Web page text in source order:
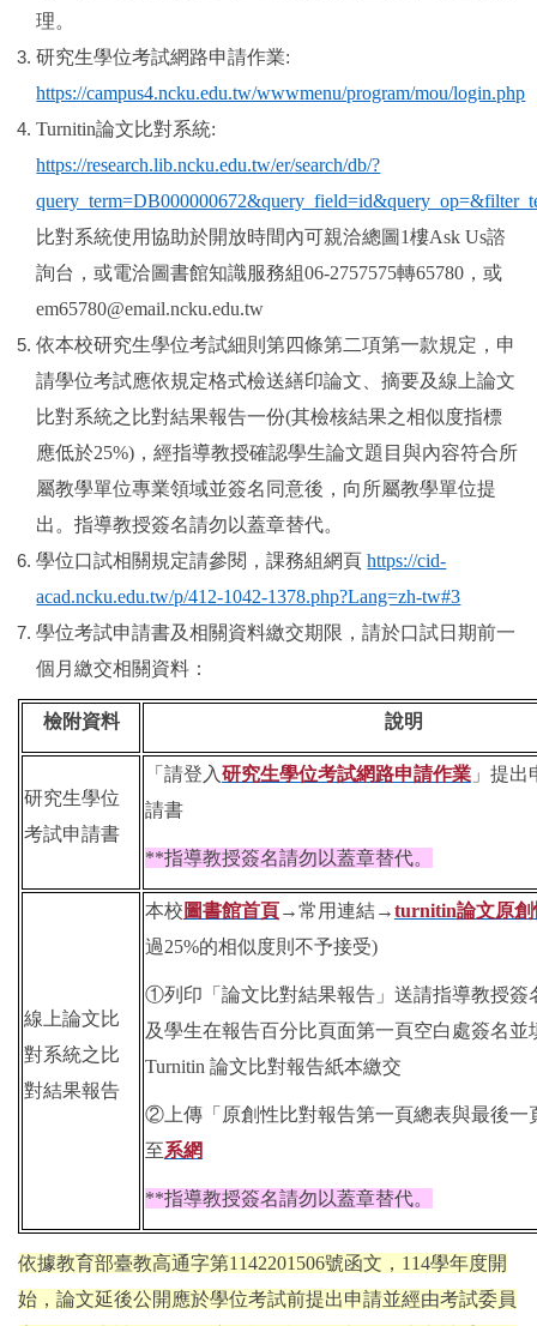
理。
研究生學位考試網路申請作業:
https://campus4.ncku.edu.tw/wwwmenu/program/mou/login.php
Turnitin論文比對系統:
https://research.lib.ncku.edu.tw/er/search/db/?
比對系統使用協助於開放時間內可親洽總圖 1樓Ask Us諮
詢台，或電洽圖書館知識服務組06-2757575轉65780 ，或
em65780@email.ncku.edu.tw
依本校研究生學位考試細則第四條第二項第一款規定，申
請學位考試應依規定格式檢送繕印論文、摘要及線上論文
比對系統之比對結果報告一份(其檢核結果之相似度指標
應低於25%) ，經指導教授確認學生論文題目與內容符合所
屬教學單位專業領域並簽名同意後，向所屬教學單位提
出。指導教授簽名請勿以蓋章替代。
學位口試相關規定請參閱，課務組網頁 https://cid-
acad.ncku.edu.tw/p/412-1042-1378.php?Lang=zh-tw#3
學位考試申請書及相關資料繳交期限，請於口試日期前一
個月繳交相關資料：
檢附資料 說明
研究生學位
考試申請書
「請登入研究生學位考試網路申請作業」提出
請書
**指導教授簽名請勿以蓋章替代。
線上論文比
對系統之比
對結果報告
本校 圖書館首頁 →常用連結→turnitin論文原
過25%的相似度則不予接受)
①列印「論文比對結果報告」送請指導教授簽
及學生在報告百分比頁面第一頁空白處簽名並
Turnitin 論文比對報告紙本繳交
②上傳「原創性比對報告第一頁總表與最後一
至系網
**指導教授簽名請勿以蓋章替代。
依據教育部臺教高通字第1142201506號函文， 114學年度開
始，論文延後公開應於學位考試前提出申請並經由考試委員